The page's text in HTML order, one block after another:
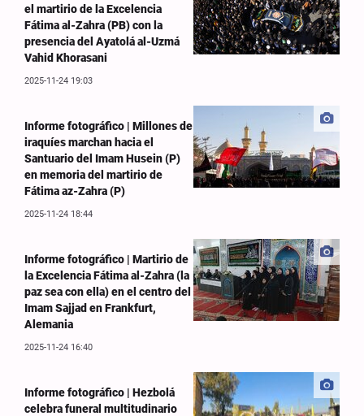
el martirio de la Excelencia
Fátima al-Zahra (PB) con la
presencia del Ayatolá al-Uzmá
Vahid Khorasani
2025-11-24 19:03
Informe fotográfico | Millones de
iraquíes marchan hacia el
Santuario del Imam Husein (P)
en memoria del martirio de
Fátima az-Zahra (P)
2025-11-24 18:44
Informe fotográfico | Martirio de
la Excelencia Fátima al-Zahra (la
paz sea con ella) en el centro del
Imam Sajjad en Frankfurt,
Alemania
2025-11-24 16:40
Informe fotográfico | Hezbolá
celebra funeral multitudinario